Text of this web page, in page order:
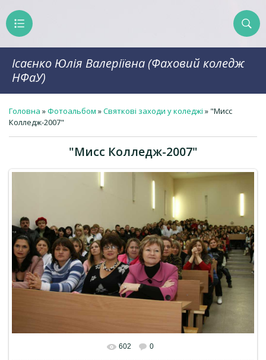
Ісаєнко Юлія Валеріївна (Фаховий коледж
НФаУ)
Головна »Фотоальбом »Святкові заходи у коледжі » "Мисс
Колледж-2007"
"Мисс Колледж-2007"
602 0